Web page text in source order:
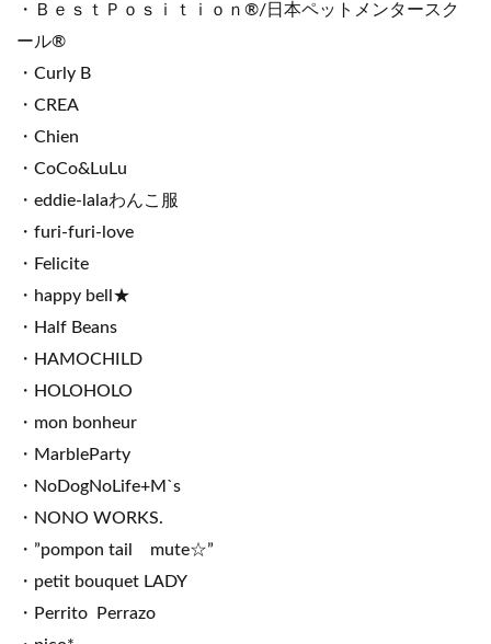
・ＢｅｓｔＰｏｓｉｔｉｏｎ®/日本ペットメンタースク
ール®
・Curly B
・CREA
・Chien
・CoCo&LuLu
・eddie-lalaわんこ服
・furi-furi-love
・Felicite
・happy bell★
・Half Beans
・HAMOCHILD
・HOLOHOLO
・mon bonheur
・MarbleParty
・NoDogNoLife+M`s
・NONO WORKS.
・”pompon tail mute☆”
・petit bouquet LADY
・Perrito Perrazo